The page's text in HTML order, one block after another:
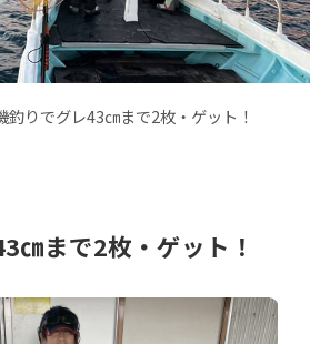
釣りでグレ43㎝まで2枚・ゲット！
㎝まで2枚・ゲット！